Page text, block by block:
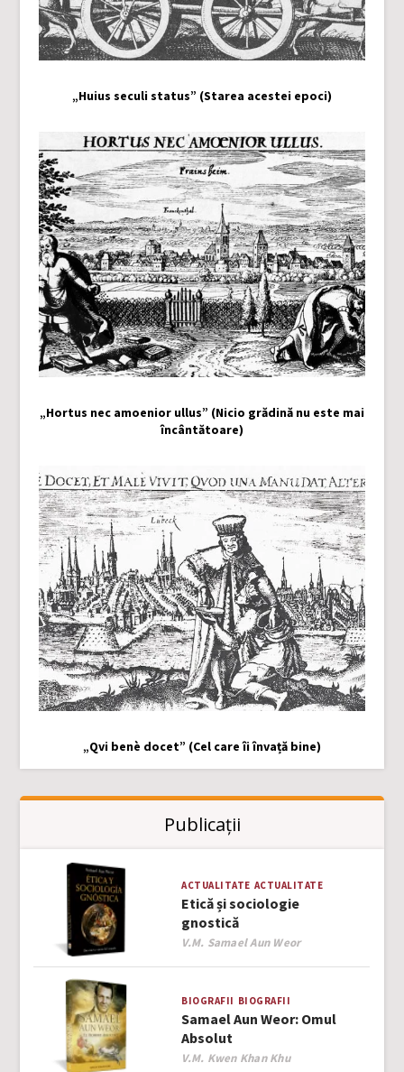
„Huius seculi status” (Starea acestei epoci)
„Hortus nec amoenior ullus” (Nicio grădină nu este mai
încântătoare)
„Qvi benè docet” (Cel care îi învață bine)
Publicații
ACTUALITATE ACTUALITATE
Etică și sociologie
gnostică
Author
V.M. Samael Aun Weor
BIOGRAFII BIOGRAFII
Samael Aun Weor: Omul
Absolut
Author
V.M. Kwen Khan Khu